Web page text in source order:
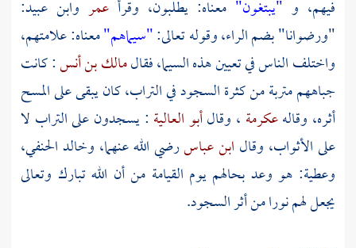
فيهم، و "يبتغون"معناه: يطلبون، وقرأ عمر وابن عبيد:
"ورضوانا" بضم الراء، وقوله تعالى:"سيماهم"معناه: علامتهم،
واختلف الناس في تعيين هذه السيما، فقالمالك بن أنس: كانت
جباههم متربة من كثرة السجود في التراب، كان يبقى على المسح
أثره، وقالهعكرمة ، وقالأبو العالية : يسجدون على التراب لا
على الأثواب، وقال ابن عباسرضي الله عنهما، وخالد الحنفي،
وعطية: هو وعد بحالهم يوم القيامة من أن الله تبارك وتعالى
يجعل لهم نورا من أثر السجود.